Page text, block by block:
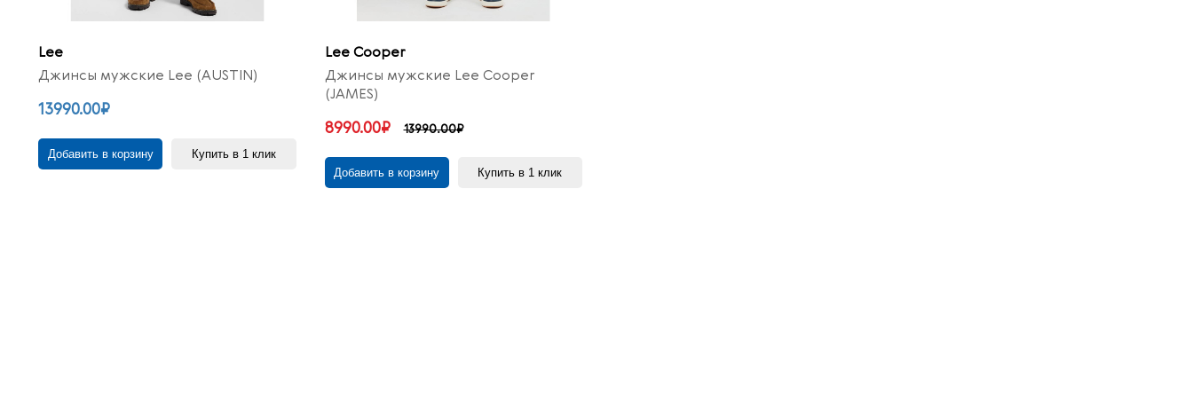
Lee
Джинсы мужские Lee (AUSTIN)
13990.00₽
Добавить в корзину Купить в 1 клик
Lee Cooper
Джинсы мужские Lee Cooper
(JAMES)
8990.00₽ 13990.00₽
Добавить в корзину Купить в 1 клик